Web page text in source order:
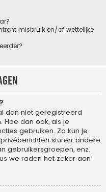
misbruik en/of wettelijke
dan niet geregistreerd
Hoe dan ook, als je
gebruiken. Zo kun je
sturen, andere
gebruikersgroepen, enz.
we raden het zeker aan!